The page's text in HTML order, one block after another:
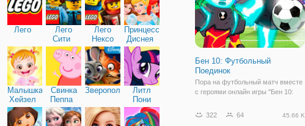
Лего
Лего
Сити
Лего
Нексо
Найтс
Принцессы
Диснея
Малышка
Хейзел
Свинка
Пеппа
Зверополис
Литл
Пони
Дружба
Бен 10: Футбольный
Поединок
Пора на футбольный матч вместе
с героями онлайн игры "Бен 10:
онлайн игра спортивного
322 64 45.66 K